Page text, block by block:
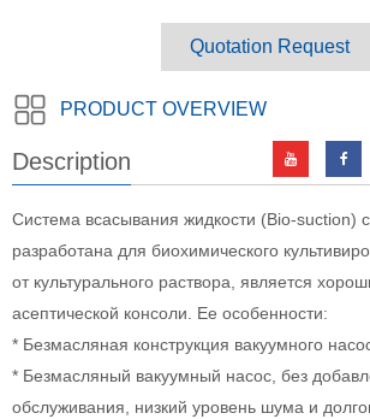
Quotation Request
PRODUCT OVERVIEW
Description
Система всасывания жидкости (Bio-suction)
разработана для биохимического
от культурального раствора, является
асептической консоли. Ее особенности:
* Безмасляная конструкция вакуумного
* Безмасляный вакуумный насос, без
обслуживания, низкий уровень шума и